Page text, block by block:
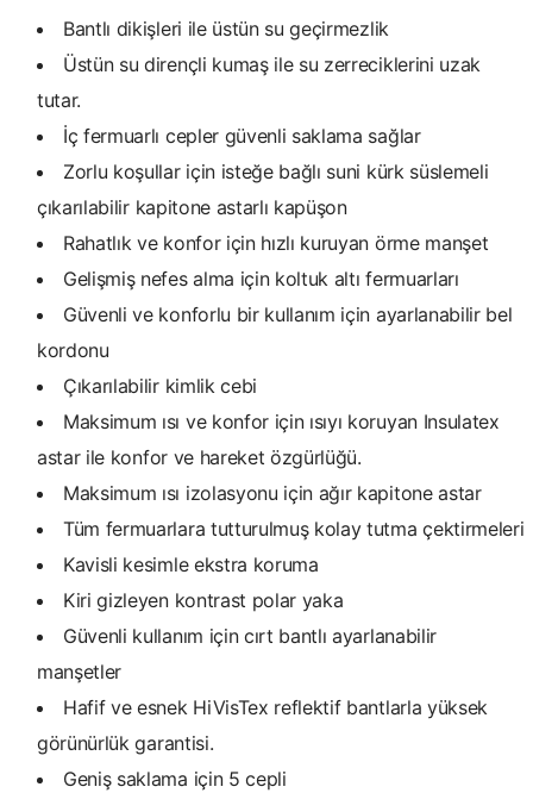
Bantlı dikişleri ile üstün su geçirmezlik
Üstün su dirençli kumaş ile su zerreciklerini uzak
tutar.
İç fermuarlı cepler güvenli saklama sağlar
Zorlu koşullar için isteğe bağlı suni kürk süslemeli
çıkarılabilir kapitone astarlı kapüşon
Rahatlık ve konfor için hızlı kuruyan örme manşet
Gelişmiş nefes alma için koltuk altı fermuarları
Güvenli ve konforlu bir kullanım için ayarlanabilir bel
kordonu
Çıkarılabilir kimlik cebi
Maksimum ısı ve konfor için ısıyı koruyan Insulatex
astar ile konfor ve hareket özgürlüğü.
Maksimum ısı izolasyonu için ağır kapitone astar
Tüm fermuarlara tutturulmuş kolay tutma çektirmeleri
Kavisli kesimle ekstra koruma
Kiri gizleyen kontrast polar yaka
Güvenli kullanım için cırt bantlı ayarlanabilir
manşetler
Hafif ve esnek HiVisTex reflektif bantlarla yüksek
görünürlük garantisi.
Geniş saklama için 5 cepli